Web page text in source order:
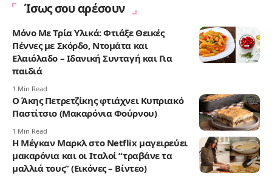
Ίσως σου αρέσουν
Μόνο Με Τρία Υλικά: Φτιάξε Θεικές
Πέννες με Σκόρδο, Ντομάτα και
Ελαιόλαδο – Ιδανική Συνταγή και Για
παιδιά
1 Min Read
Ο Άκης Πετρετζίκης φτιάχνει Κυπριακό
Παστίτσιο (Μακαρόνια Φούρνου)
1 Min Read
Η Μέγκαν Μαρκλ στο Netflix μαγειρεύει
μακαρόνια και οι Ιταλοί “τραβάνε τα
μαλλιά τους” (Εικόνες – Βίντεο)